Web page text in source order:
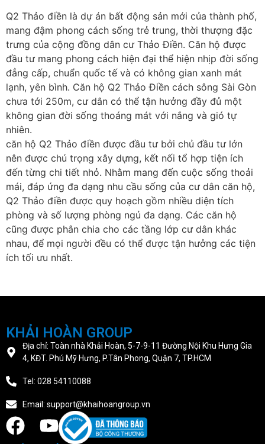
Q2 Thảo điền là dự án bất động sản mới của thành phố,
mang đậm phong cách sống trẻ trung, thời thượng đặc
trưng của cộng đồng dân cư Thảo Điền. Căn hộ được
đầu tư mang phong cách hiện đại thể hiện nhịp đời sống
đẳng cấp, chuẩn quốc tế và có không gian xanh mát
lạnh, yên bình. Căn hộ Q2 Thảo Điền cách sông Sài Gòn
chưa tới 250m, cư dân có thể tận hưởng đầy đủ một
không gian đời sống thoáng mát với nắng và gió tự
nhiên.
căn hộ Q2 Thảo điền được đầu tư bởi chủ đầu tư lớn
nên được chú trọng xây dựng, kết nối tổ hợp tiện ích
đến từng chi tiết nhỏ. Nhằm mang đến cuộc sống thoải
mái, đáp ứng đa dạng nhu cầu sống của cư dân căn hộ,
Q2 Thảo điền được quy hoạch gồm nhiều diện tích
phòng và số lượng phòng ngủ đa dạng. Các căn hộ
cũng được phân chia cho các tầng lớp cư dân khác
nhau, để mọi người đều có thể được tận hưởng các tiện
ích tối ưu nhất.
KHẢI HOÀN GROUP
Địa chỉ: Toàn nhà Khải Hoàn, 5-7-9-11 Đường Nội Khu Hưng Gia
4, KĐT. Phú Mỹ Hưng, P.Tân Phong, Quận 7, TP.HCM
Tel: 028 54110088
Email: support@khaihoangroup.vn